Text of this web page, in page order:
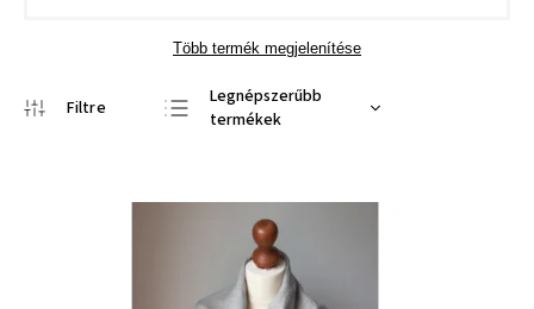
Több termék megjelenítése
Legnépszerűbb
termékek
ABC szerint